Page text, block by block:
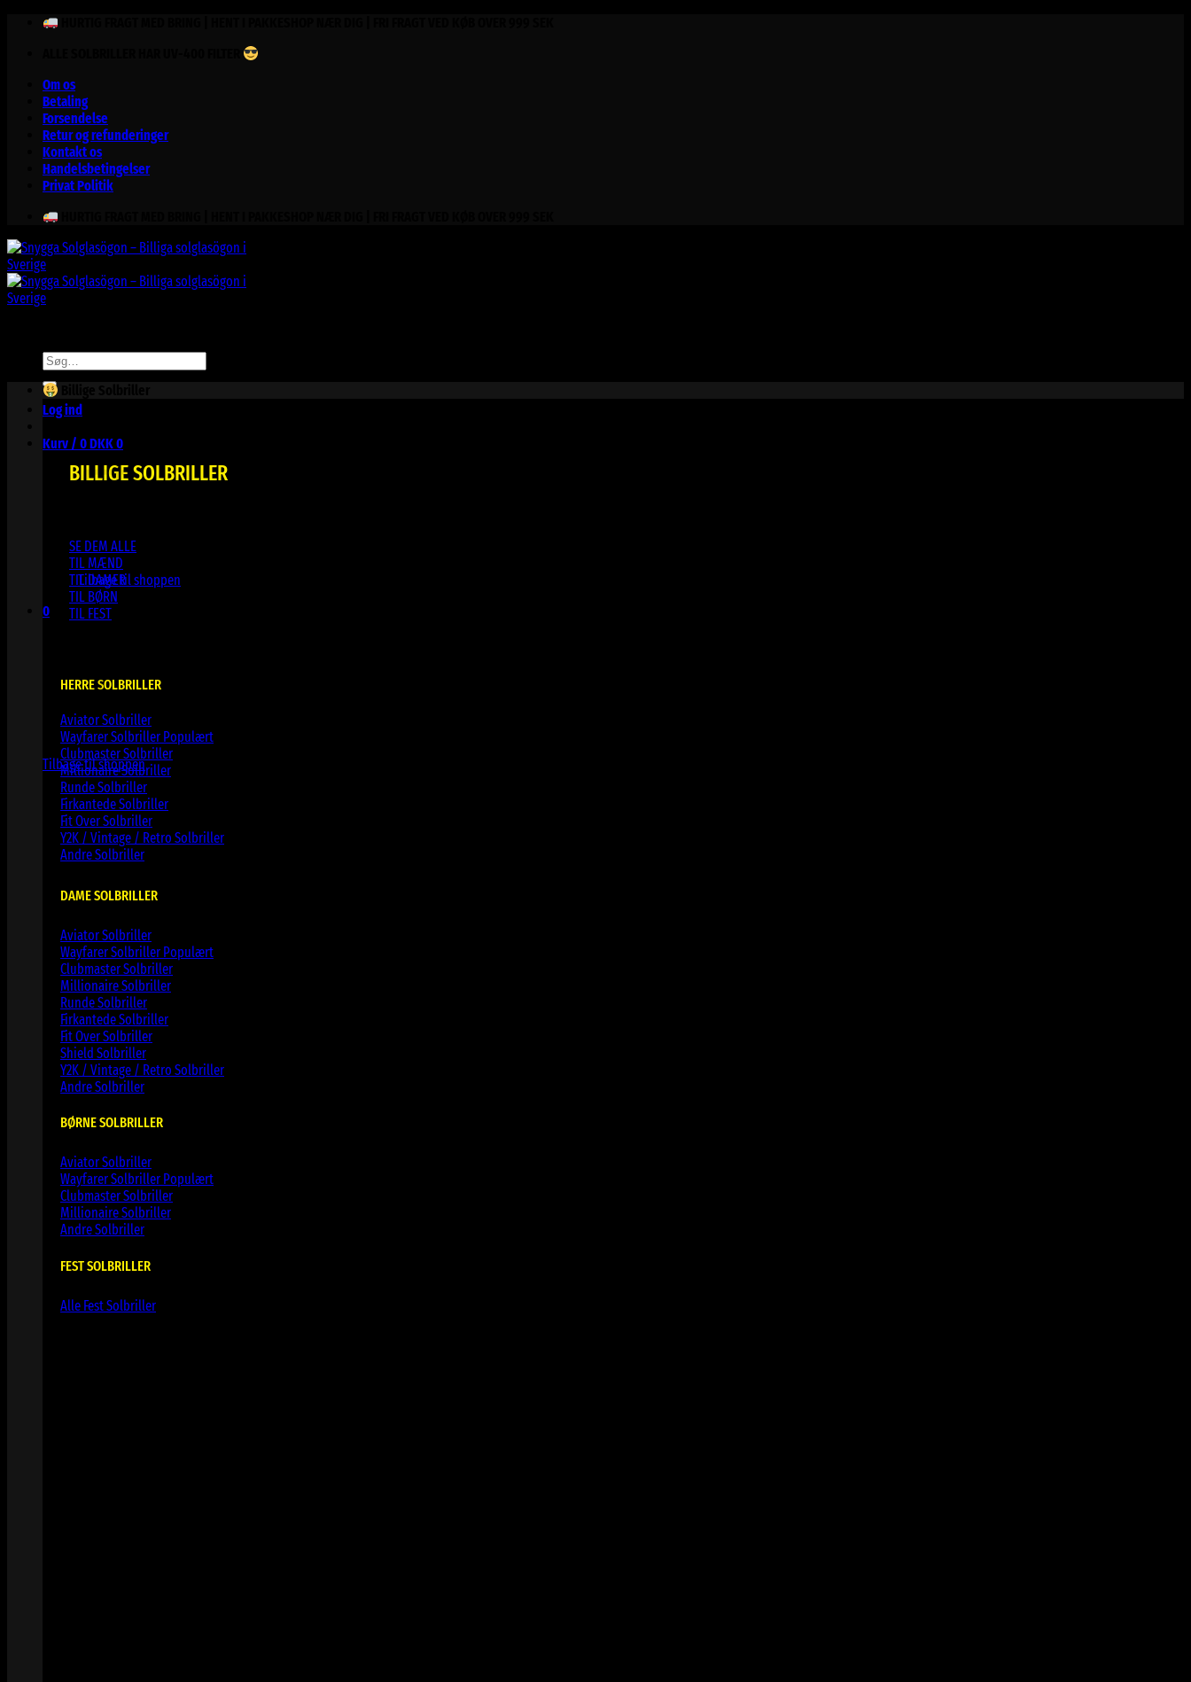
Fortsæt
Om os
Betaling
Forsendelse
Retur og refunderinger
Kontakt os
Handelsbetingelser
Privat Politik
Søg
efter:
Log ind
Kurv / 0DKK0
Ingen varer i kurven.
Tilbage til shoppen
0
Ingen varer i kurven.
Tilbage til shoppen
BILLIGE SOLBRILLER
SE DEM ALLE
TIL MÆND
TIL DAMER
TIL BØRN
TIL FEST
HERRE SOLBRILLER
Aviator Solbriller
Wayfarer Solbriller
Clubmaster Solbriller
Millionaire Solbriller
Runde Solbriller
Firkantede Solbriller
Fit Over Solbriller
Y2K / Vintage / Retro Solbriller
Andre Solbriller
DAME SOLBRILLER
Aviator Solbriller
Wayfarer Solbriller
Clubmaster Solbriller
Millionaire Solbriller
Runde Solbriller
Firkantede Solbriller
Fit Over Solbriller
Shield Solbriller
Y2K / Vintage / Retro Solbriller
Andre Solbriller
BØRNE SOLBRILLER
Aviator Solbriller
Wayfarer Solbriller
Clubmaster Solbriller
Millionaire Solbriller
Andre Solbriller
FEST SOLBRILLER
Alle Fest Solbriller